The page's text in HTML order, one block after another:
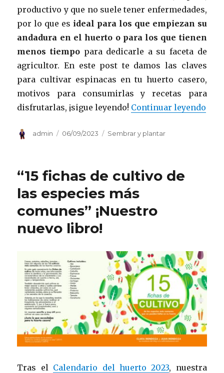
productivo y que no suele tener enfermedades,
por lo que es ideal para los que empiezan su
andadura en el huerto o para los que tienen
menos tiempo para dedicarle a su faceta de
agricultor. En este post te damos las claves
para cultivar espinacas en tu huerto casero,
motivos para consumirlas y recetas para
disfrutarlas, ¡sigue leyendo! Continuar leyendo
Autor
admin
Publicado
06/09/2023 Categorías
Sembrar y plantar
“15 fichas de cultivo de
las especies más
comunes” ¡Nuestro
nuevo libro!
Tras el Calendario del huerto 2023, nuestra